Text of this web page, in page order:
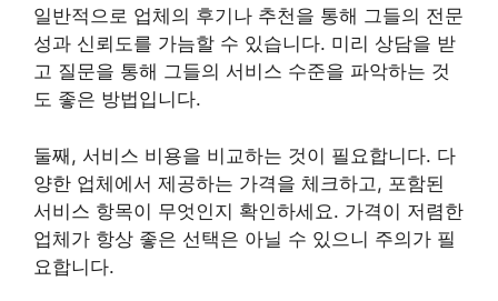
일반적으로 업체의 후기나 추천을 통해 그들의 전문
성과 신뢰도를 가늠할 수 있습니다. 미리 상담을 받
고 질문을 통해 그들의 서비스 수준을 파악하는 것
도 좋은 방법입니다.
둘째, 서비스 비용을 비교하는 것이 필요합니다. 다
양한 업체에서 제공하는 가격을 체크하고, 포함된
서비스 항목이 무엇인지 확인하세요. 가격이 저렴한
업체가 항상 좋은 선택은 아닐 수 있으니 주의가 필
요합니다.